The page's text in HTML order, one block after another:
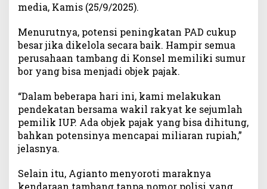
media, Kamis (25/9/2025).
Menurutnya, potensi peningkatan PAD cukup
besar jika dikelola secara baik. Hampir semua
perusahaan tambang di Konsel memiliki sumur
bor yang bisa menjadi objek pajak.
“Dalam beberapa hari ini, kami melakukan
pendekatan bersama wakil rakyat ke sejumlah
pemilik IUP. Ada objek pajak yang bisa dihitung,
bahkan potensinya mencapai miliaran rupiah,”
jelasnya.
Selain itu, Agianto menyoroti maraknya
kendaraan tambang tanpa nomor polisi yang